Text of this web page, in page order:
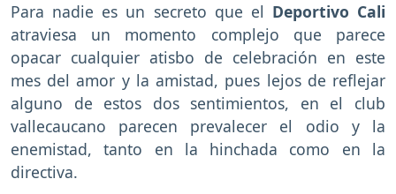
Para nadie es un secreto que el Deportivo Cali
atraviesa un momento complejo que parece
opacar cualquier atisbo de celebración en este
mes del amor y la amistad, pues lejos de reflejar
alguno de estos dos sentimientos, en el club
vallecaucano parecen prevalecer el odio y la
enemistad, tanto en la hinchada como en la
directiva.